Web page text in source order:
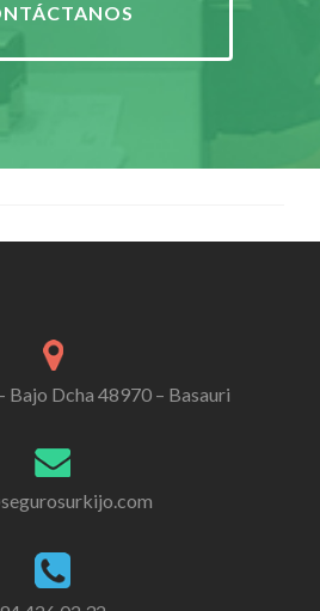
Bajo Dcha 48970 – Basauri